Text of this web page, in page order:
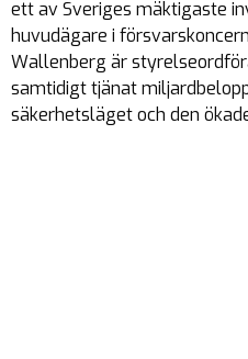
ett av Sveriges mäktigaste
huvudägare i
Wallenberg är
samtidigt tjänat
säkerhetsläget och den